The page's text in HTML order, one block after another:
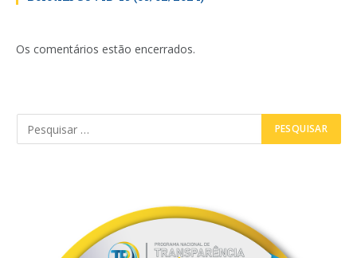
Os comentários estão encerrados.